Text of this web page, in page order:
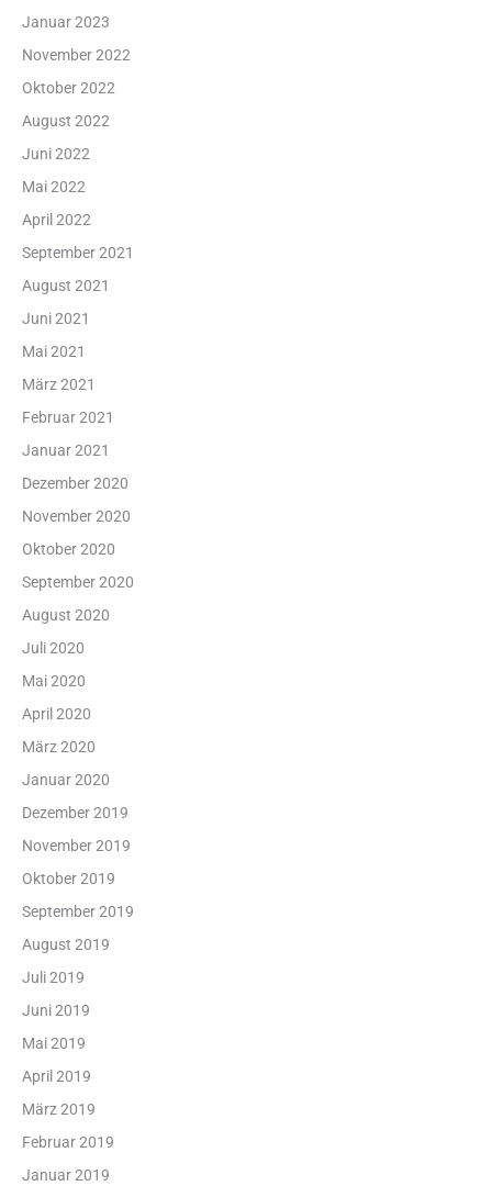
Januar 2023
November 2022
Oktober 2022
August 2022
Juni 2022
Mai 2022
April 2022
September 2021
August 2021
Juni 2021
Mai 2021
März 2021
Februar 2021
Januar 2021
Dezember 2020
November 2020
Oktober 2020
September 2020
August 2020
Juli 2020
Mai 2020
April 2020
März 2020
Januar 2020
Dezember 2019
November 2019
Oktober 2019
September 2019
August 2019
Juli 2019
Juni 2019
Mai 2019
April 2019
März 2019
Februar 2019
Januar 2019